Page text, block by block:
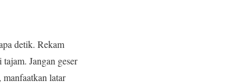
detik. Rekam
Jangan geser
latar